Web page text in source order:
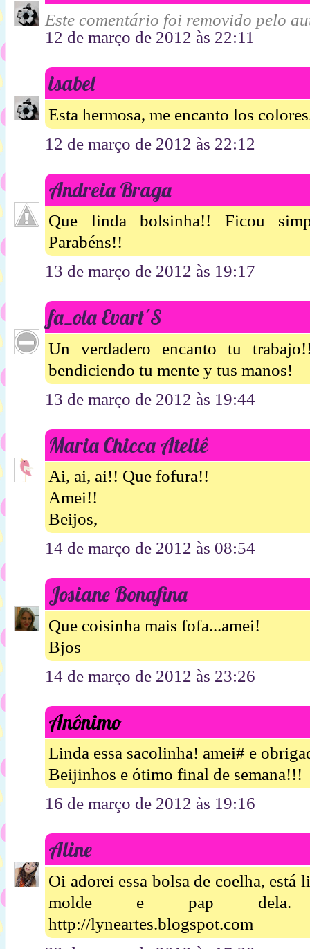
Este comentário foi removido pelo
12 de março de 2012 às 22:11
isabel
Esta hermosa, me encanto los
12 de março de 2012 às 22:12
Andreia Braga
Que linda bolsinha!! Ficou
Parabéns!!
13 de março de 2012 às 19:17
fa_ola Evart´S
Un verdadero encanto tu
bendiciendo tu mente y tus manos!
13 de março de 2012 às 19:44
Maria Chicca Ateliê
Ai, ai, ai!! Que fofura!!
Amei!!
Beijos,
14 de março de 2012 às 08:54
Josiane Bonafina
Que coisinha mais fofa...amei!
Bjos
14 de março de 2012 às 23:26
Anônimo
Linda essa sacolinha! amei# e
Beijinhos e ótimo final de semana!!!
16 de março de 2012 às 19:16
Aline
Oi adorei essa bolsa de coelha,
molde e pap dela.
http://lyneartes.blogspot.com